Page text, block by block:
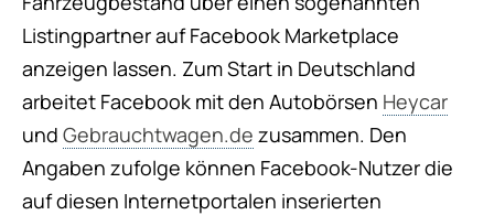
Listingpartner auf Facebook Marketplace
anzeigen lassen. Zum Start in Deutschland
arbeitet Facebook mit den Autobörsen Heycar
und Gebrauchtwagen.de zusammen. Den
Angaben zufolge können Facebook-Nutzer die
auf diesen Internetportalen inserierten